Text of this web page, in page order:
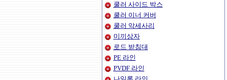
쿨러 사이드 박스
쿨러 이너 커버
쿨러 악세사리
미끼상자
로드 받침대
PE 라인
PVDF 라인